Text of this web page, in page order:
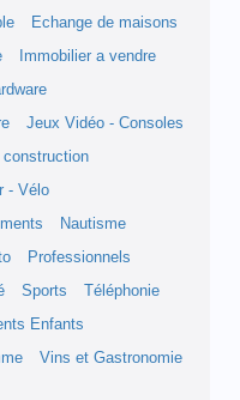
Echange de maisons
Immobilier a vendre
Jeux Vidéo - Consoles
construction
- Vélo
Nautisme
Professionnels
Sports
Téléphonie
Enfants
Vins et Gastronomie